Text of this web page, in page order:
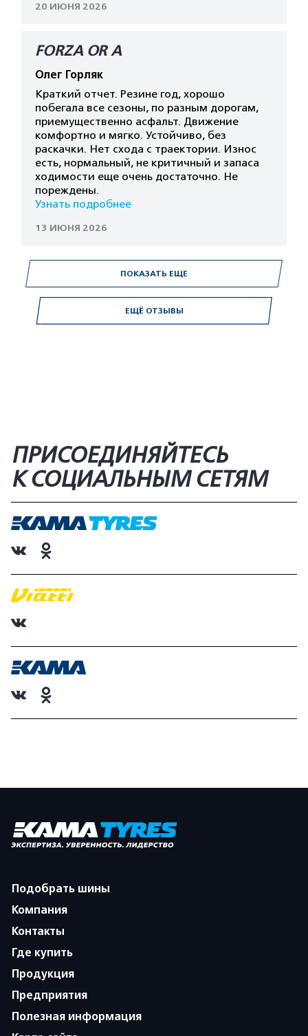
ЕЩЁ ОТЗЫВЫ
20 ИЮНЯ 2026
FORZA OR A
Олег Горляк
Краткий отчет. Резине год, хорошо
побегала все сезоны, по разным дорогам,
приемущественно асфальт. Движение
комфортно и мягко. Устойчиво, без
раскачки. Нет схода с траектории. Износ
есть, нормальный, не критичный и запаса
ходимости еще очень достаточно. Не
пореждены.
Узнать подробнее
13 ИЮНЯ 2026
ПОКАЗАТЬ ЕЩЕ
ПРИСОЕДИНЯЙТЕСЬ
К СОЦИАЛЬНЫМ СЕТЯМ
Подобрать шины
Компания
Контакты
Где купить
Продукция
Предприятия
Полезная информация